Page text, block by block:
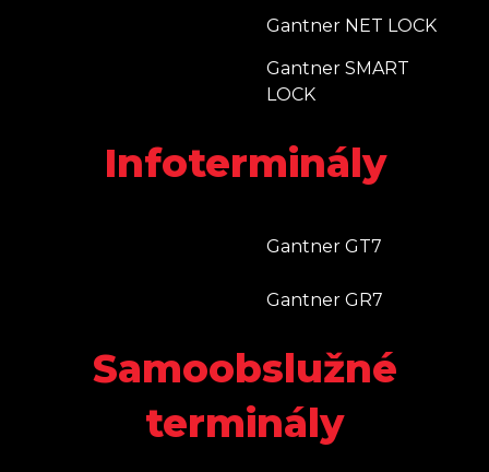
Gantner NET LOCK
Gantner SMART
LOCK
Infoterminály
Gantner GT7
Gantner GR7
Samoobslužné
terminály